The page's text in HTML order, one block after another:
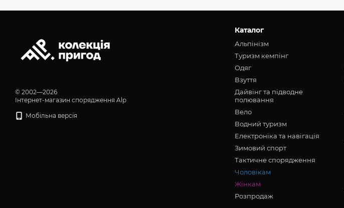
© 2002—2026
Інтернет-магазин спорядження Alp
Мобільна версія
Каталог
Альпінізм
Туризм кемпінг
Oдяг
Взуття
Дайвінг та підводне
полювання
Вело
Водний туризм
Електроніка та навігація
Зимовий спорт
Тактичне спорядження
Чоловікам
Жінкам
Розпродаж